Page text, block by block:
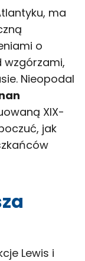
ma
o
wzgórzami,
Nieopodal
XIX-
jak
Lewis i